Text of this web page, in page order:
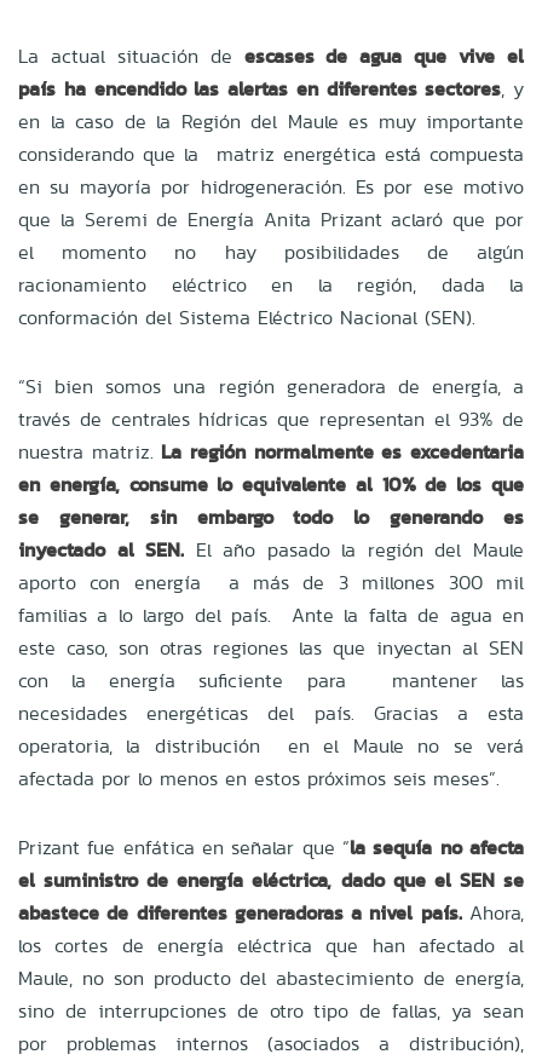
La actual situación de escases de agua que vive el
país ha encendido las alertas en diferentes sectores, y
en la caso de la Región del Maule es muy importante
considerando que la matriz energética está compuesta
en su mayoría por hidrogeneración. Es por ese motivo
que la Seremi de Energía Anita Prizant aclaró que por
el momento no hay posibilidades de algún
racionamiento eléctrico en la región, dada la
conformación del Sistema Eléctrico Nacional (SEN).
“Si bien somos una región generadora de energía, a
través de centrales hídricas que representan el 93% de
nuestra matriz. La región normalmente es excedentaria
en energía, consume lo equivalente al 10% de los que
se generar, sin embargo todo lo generando es
inyectado al SEN. El año pasado la región del Maule
aporto con energía a más de 3 millones 300 mil
familias a lo largo del país. Ante la falta de agua en
este caso, son otras regiones las que inyectan al SEN
con la energía suficiente para mantener las
necesidades energéticas del país. Gracias a esta
operatoria, la distribución en el Maule no se verá
afectada por lo menos en estos próximos seis meses”.
Prizant fue enfática en señalar que “la sequía no afecta
el suministro de energía eléctrica, dado que el SEN se
abastece de diferentes generadoras a nivel país.Ahora,
los cortes de energía eléctrica que han afectado al
Maule, no son producto del abastecimiento de energía,
sino de interrupciones de otro tipo de fallas, ya sean
por problemas internos (asociados a distribución),